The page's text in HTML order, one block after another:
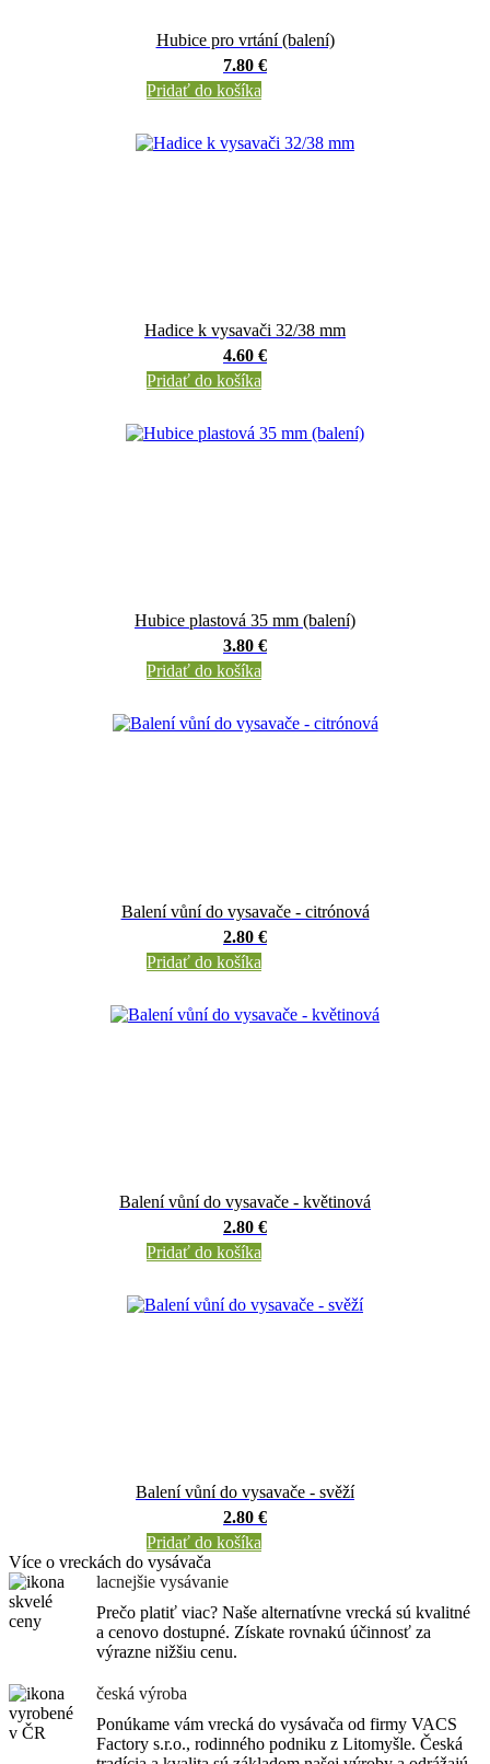
Hubice pro vrtání (balení)
7.80 €
Pridať do košíka
Hadice k vysavači 32/38 mm
4.60 €
Pridať do košíka
Hubice plastová 35 mm (balení)
3.80 €
Pridať do košíka
Balení vůní do vysavače - citrónová
2.80 €
Pridať do košíka
Balení vůní do vysavače - květinová
2.80 €
Pridať do košíka
Balení vůní do vysavače - svěží
2.80 €
Pridať do košíka
Více o vreckách do vysávača
lacnejšie vysávanie
Prečo platiť viac? Naše alternatívne vrecká sú kvalitné
a cenovo dostupné. Získate rovnakú účinnosť za
výrazne nižšiu cenu.
česká výroba
Ponúkame vám vrecká do vysávača od firmy VACS
Factory s.r.o., rodinného podniku z Litomyšle. Česká